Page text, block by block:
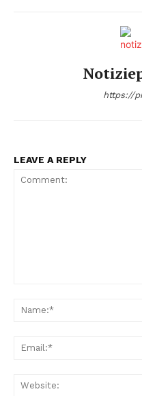
https://
LEAVE A REPLY